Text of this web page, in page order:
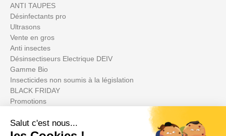
ANTI TAUPES
Désinfectants pro
Ultrasons
Vente en gros
Anti insectes
Désinsectiseurs Electrique DEIV
Gamme Bio
Insecticides non soumis à la législation
BLACK FRIDAY
Promotions
Votre compte